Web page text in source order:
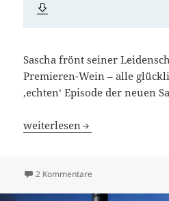
Sascha frönt seiner
Premieren-Wein – alle
‚echten‘ Episode der neuen
Blindflug 55: Großer Greis,
weiterlesen
2 Kommentare